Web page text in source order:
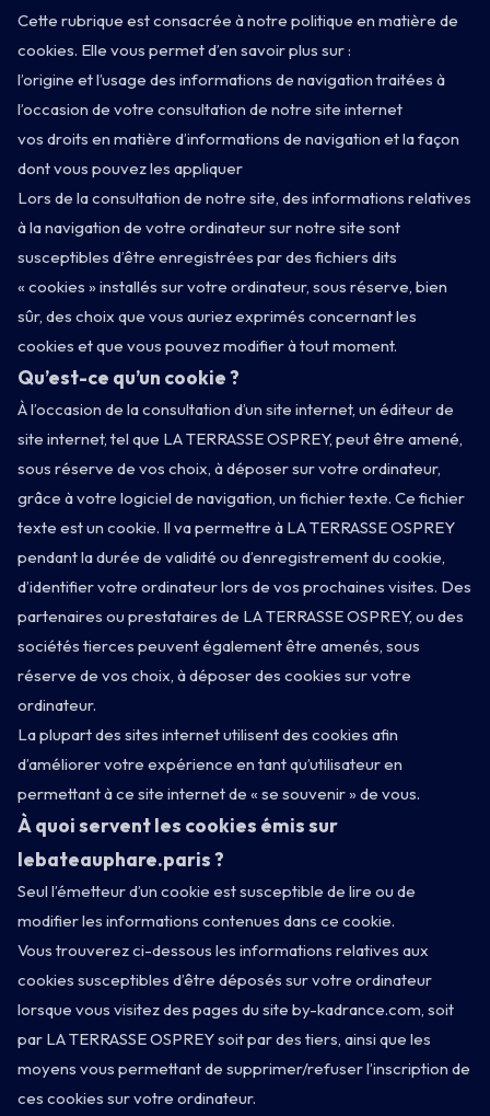
Cette rubrique est consacrée à notre politique en matière de
cookies. Elle vous permet d’en savoir plus sur :
l’origine et l’usage des informations de navigation traitées à
l’occasion de votre consultation de notre site internet
vos droits en matière d’informations de navigation et la façon
dont vous pouvez les appliquer
Lors de la consultation de notre site, des informations relatives
à la navigation de votre ordinateur sur notre site sont
susceptibles d’être enregistrées par des fichiers dits
« cookies » installés sur votre ordinateur, sous réserve, bien
sûr, des choix que vous auriez exprimés concernant les
cookies et que vous pouvez modifier à tout moment.
Qu’est-ce qu’un cookie ?
À l’occasion de la consultation d’un site internet, un éditeur de
site internet, tel que LA TERRASSE OSPREY, peut être amené,
sous réserve de vos choix, à déposer sur votre ordinateur,
grâce à votre logiciel de navigation, un fichier texte. Ce fichier
texte est un cookie. Il va permettre à LA TERRASSE OSPREY
pendant la durée de validité ou d’enregistrement du cookie,
d’identifier votre ordinateur lors de vos prochaines visites. Des
partenaires ou prestataires de LA TERRASSE OSPREY, ou des
sociétés tierces peuvent également être amenés, sous
réserve de vos choix, à déposer des cookies sur votre
ordinateur.
La plupart des sites internet utilisent des cookies afin
d’améliorer votre expérience en tant qu’utilisateur en
permettant à ce site internet de « se souvenir » de vous.
À quoi servent les cookies émis sur
lebateauphare.paris ?
Seul l’émetteur d’un cookie est susceptible de lire ou de
modifier les informations contenues dans ce cookie.
Vous trouverez ci-dessous les informations relatives aux
cookies susceptibles d’être déposés sur votre ordinateur
lorsque vous visitez des pages du site by-kadrance.com, soit
par LA TERRASSE OSPREY soit par des tiers, ainsi que les
moyens vous permettant de supprimer/refuser l’inscription de
ces cookies sur votre ordinateur.